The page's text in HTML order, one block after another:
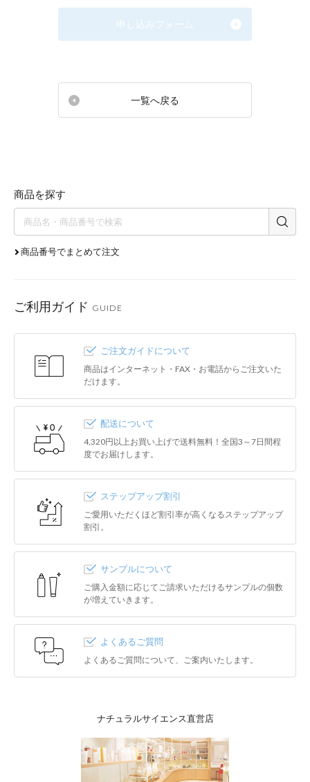
申し込みフォーム
一覧へ戻る
商品を探す
商品番号でまとめて注文
ご利用ガイド GUIDE
ご注文ガイドについて
商品はインターネット・FAX・お電話からご注文いた
だけます。
配送について
4,320円以上お買い上げで送料無料！全国3～7日間程
度でお届けします。
ステップアップ割引
ご愛用いただくほど割引率が高くなるステップアップ
割引。
サンプルについて
ご購入金額に応じてご請求いただけるサンプルの個数
が増えていきます。
よくあるご質問
よくあるご質問について、ご案内いたします。
ナチュラルサイエンス直営店